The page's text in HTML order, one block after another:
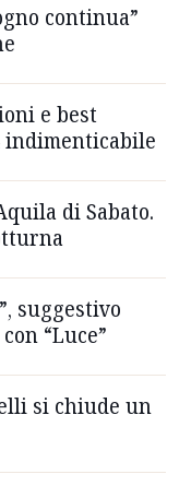
continua”
e best
indimenticabile
di Sabato.
suggestivo
“Luce”
si chiude un